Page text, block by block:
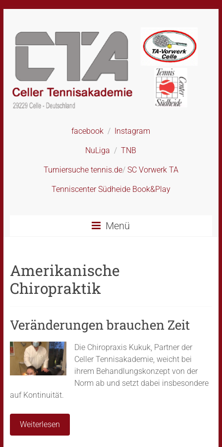
content
Tennisakademie
facebook / Instagram
NuLiga /TNB
Turniersuche tennis.de/ SC Vorwerk TA
Tenniscenter Südheide Book&Play
Menü
Amerikanische
Chiropraktik
Veränderungen brauchen Zeit
Die Chiropraxis Kukuk, Partner der
Celler Tennisakademie, weicht bei
ihrem Behandlungskonzept von der
Norm ab und setzt dabei insbesondere
auf Kontinuität.
Weiterlesen